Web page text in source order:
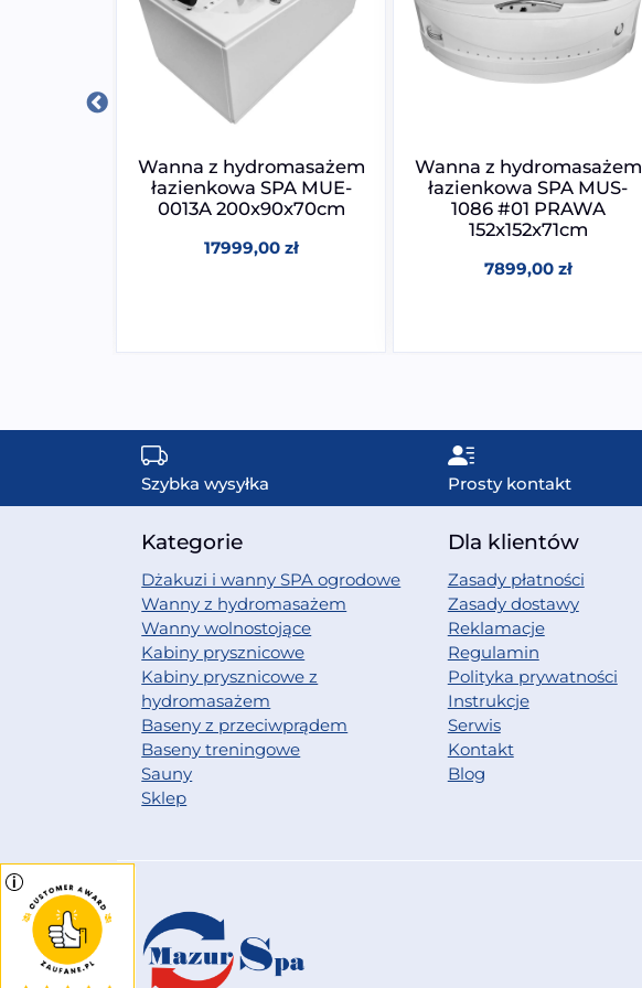
Wanna z hydromasażem
łazienkowa SPA MUE-
0013A 200x90x70cm
17999,00 zł
Wanna z hydromasażem
łazienkowa SPA MUS-
1086 #01 PRAWA
152x152x71cm
7899,00 zł
Szybka wysyłka Prosty kontakt
Kategorie
Dżakuzi i wanny SPA ogrodowe
Wanny z hydromasażem
Wanny wolnostojące
Kabiny prysznicowe
Kabiny prysznicowe z
hydromasażem
Baseny z przeciwprądem
Baseny treningowe
Sauny
Sklep
Dla klientów
Zasady płatności
Zasady dostawy
Reklamacje
Regulamin
Polityka prywatności
Instrukcje
Serwis
Kontakt
Blog